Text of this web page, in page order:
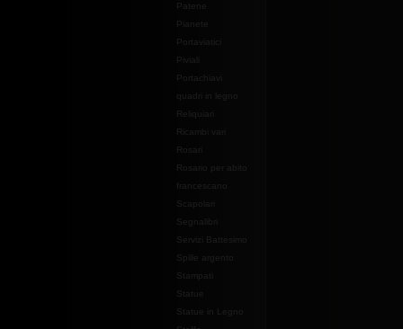
Patene
Pianete
Portaviatici
Piviali
Portachiavi
quadri in legno
Reliquiari
Ricambi vari
Rosari
Rosario per abito
francescano
Scapolari
Segnalibri
Servizi Battesimo
Spille argento
Stampati
Statue
Statue in Legno